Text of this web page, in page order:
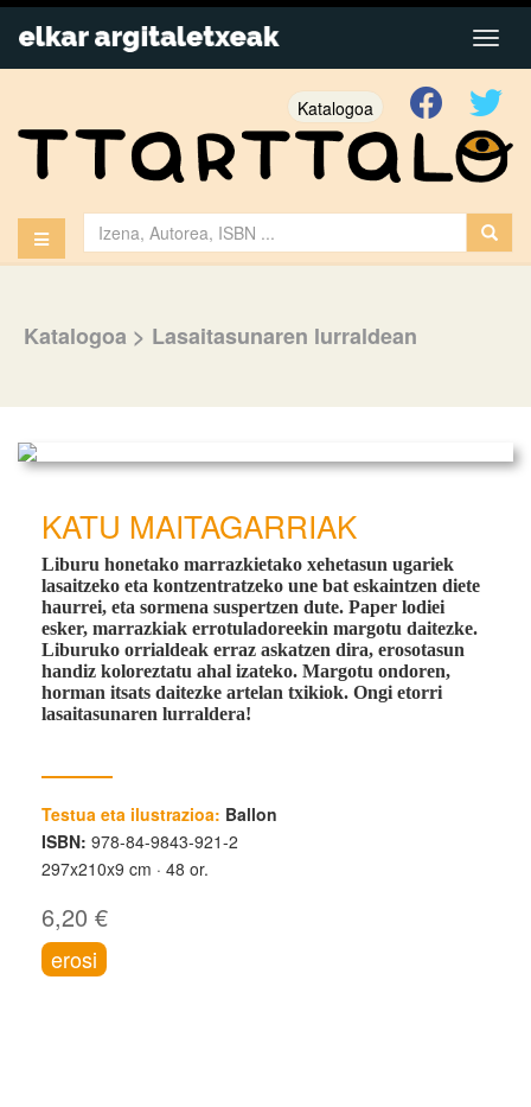
Katalogoa
Katalogoa > Lasaitasunaren lurraldean
KATU MAITAGARRIAK
Liburu honetako marrazkietako xehetasun ugariek
lasaitzeko eta kontzentratzeko une bat eskaintzen diete
haurrei, eta sormena suspertzen dute. Paper lodiei
esker, marrazkiak errotuladoreekin margotu daitezke.
Liburuko orrialdeak erraz askatzen dira, erosotasun
handiz koloreztatu ahal izateko. Margotu ondoren,
horman itsats daitezke artelan txikiok. Ongi etorri
lasaitasunaren lurraldera!
Testua eta ilustrazioa: Ballon
ISBN: 978-84-9843-921-2
297x210x9 cm
48 or.
6,20 €
erosi